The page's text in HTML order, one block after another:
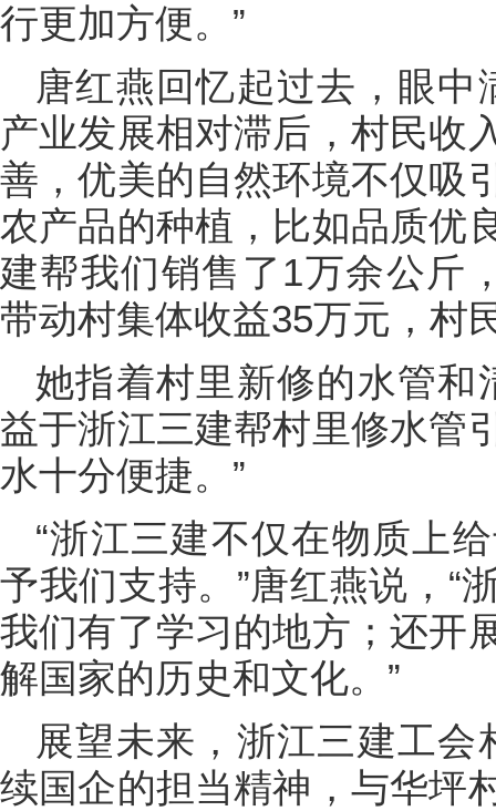
行更加方便。”
唐红燕回忆起过去，眼中
产业发展相对滞后，村民收
善，优美的自然环境不仅吸
农产品的种植，比如品质优
建帮我们销售了1万余公斤
带动村集体收益35万元，村
她指着村里新修的水管和
益于浙江三建帮村里修水管
水十分便捷。”
“浙江三建不仅在物质上
予我们支持。”唐红燕说，“
我们有了学习的地方；还开
解国家的历史和文化。”
展望未来，浙江三建工会
续国企的担当精神，与华坪